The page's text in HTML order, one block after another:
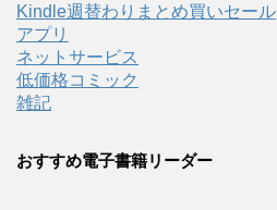
Kindle週替わりまとめ買いセール
アプリ
ネットサービス
低価格コミック
雑記
おすすめ電子書籍リーダー